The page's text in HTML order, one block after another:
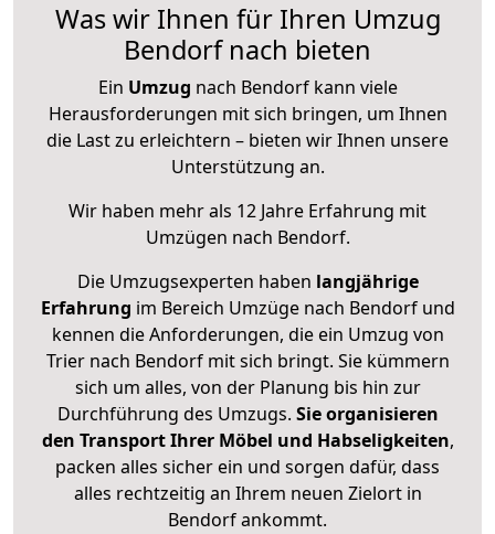
Was wir Ihnen für Ihren Umzug
Bendorf nach bieten
Ein Umzug nach Bendorf kann viele
Herausforderungen mit sich bringen, um Ihnen
die Last zu erleichtern – bieten wir Ihnen unsere
Unterstützung an.
Wir haben mehr als 12 Jahre Erfahrung mit
Umzügen nach Bendorf.
Die Umzugsexperten haben langjährige
Erfahrung im Bereich Umzüge nach Bendorf und
kennen die Anforderungen, die ein Umzug von
Trier nach Bendorf mit sich bringt. Sie kümmern
sich um alles, von der Planung bis hin zur
Durchführung des Umzugs. Sie organisieren
den Transport Ihrer Möbel und Habseligkeiten,
packen alles sicher ein und sorgen dafür, dass
alles rechtzeitig an Ihrem neuen Zielort in
Bendorf ankommt.